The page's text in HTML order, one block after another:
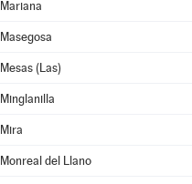
Mariana
Masegosa
Mesas (Las)
Minglanilla
Mira
Monreal del Llano